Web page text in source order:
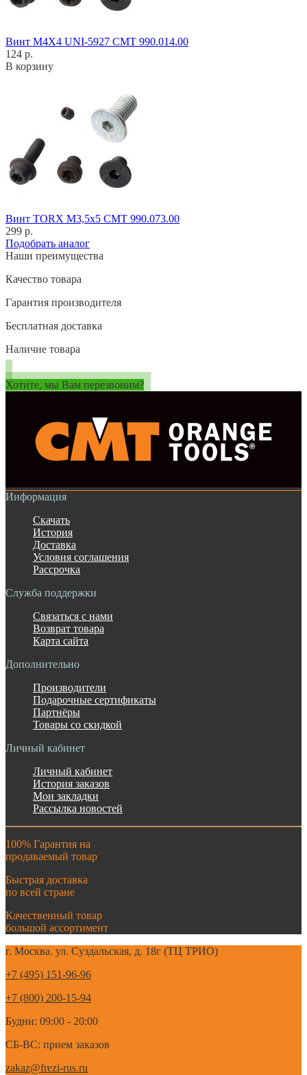
Винт M4X4 UNI-5927 CMT 990.014.00
124 р.
В корзину
Винт TORX M3,5x5 CMT 990.073.00
299 р.
Подобрать аналог
Наши преимущества
Качество товара
Гарантия производителя
Бесплатная доставка
Наличие товара
Хотите, мы Вам перезвоним?
Информация
Скачать
История
Доставка
Условия соглашения
Рассрочка
Служба поддержки
Связаться с нами
Возврат товара
Карта сайта
Дополнительно
Производители
Подарочные сертификаты
Партнёры
Товары со скидкой
Личный кабинет
Личный кабинет
История заказов
Мои закладки
Рассылка новостей
100% Гарантия на
продаваемый товар
Быстрая доставка
по всей стране
Качественный товар
большой ассортимент
г. Москва. ул. Суздальская, д. 18г (ТЦ ТРИО)
+7 (495) 151-96-96
+7 (800) 200-15-94
Будни: 09:00 - 20:00
СБ-ВС: прием заказов
zakaz@frezi-rus.ru